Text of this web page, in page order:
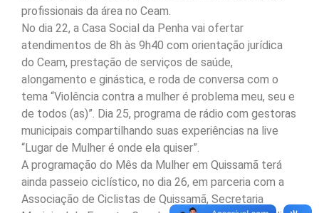
profissionais da área no Ceam.
No dia 22, a Casa Social da Penha vai ofertar
atendimentos de 8h às 9h40 com orientação jurídica
do Ceam, prestação de serviços de saúde,
alongamento e ginástica, e roda de conversa com o
tema “Violência contra a mulher é problema meu, seu e
de todos (as)”. Dia 25, programa de rádio com gestoras
municipais compartilhando suas experiências na live
“Lugar de Mulher é onde ela quiser”.
A programação do Mês da Mulher em Quissamã terá
ainda passeio ciclístico, no dia 26, em parceria com a
Associação de Ciclistas de Quissamã, Secretaria